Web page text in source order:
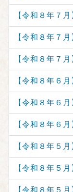
【令和８年７
【令和８年７
【令和８年７
【令和８年６
【令和８年６
【令和８年６
【令和８年５
【令和８年５
【令和８年５